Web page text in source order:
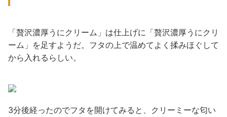
「贅沢濃厚うにクリーム」は仕上げに「贅沢濃厚うにクリ
ーム」を足すようだ。フタの上で温めてよく揉みほぐして
から入れるらしい。
3分後経ったのでフタを開けてみると、クリーミーな匂い